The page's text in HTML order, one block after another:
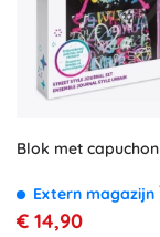
Blok met
Extern magazijn
€ 14,90